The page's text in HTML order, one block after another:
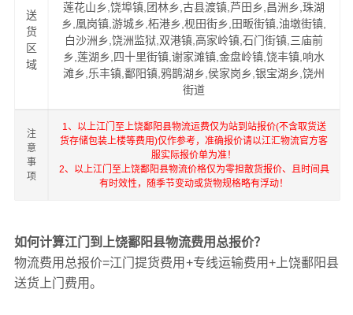
送
货
区
域
莲花山乡,饶埠镇,团林乡,古县渡镇,芦田乡,昌洲乡,珠湖
乡,凰岗镇,游城乡,柘港乡,枧田街乡,田畈街镇,油墩街镇,
白沙洲乡,饶洲监狱,双港镇,高家岭镇,石门街镇,三庙前
乡,莲湖乡,四十里街镇,谢家滩镇,金盘岭镇,饶丰镇,响水
滩乡,乐丰镇,鄱阳镇,鸦鹊湖乡,侯家岗乡,银宝湖乡,饶州
街道
注
意
事
项
1、以上江门至上饶鄱阳县物流运费仅为站到站报价(不含取货送
货存储包装上楼等费用)仅作参考，准确报价请以江汇物流官方客
服实际报价单为准！
2、以上江门至上饶鄱阳县物流价格仅为零担散货报价、且时间具
有时效性，随季节变动或货物规格略有浮动！
如何计算江门到上饶鄱阳县物流费用总报价？
物流费用总报价=江门提货费用+专线运输费用+上饶鄱阳县
送货上门费用。